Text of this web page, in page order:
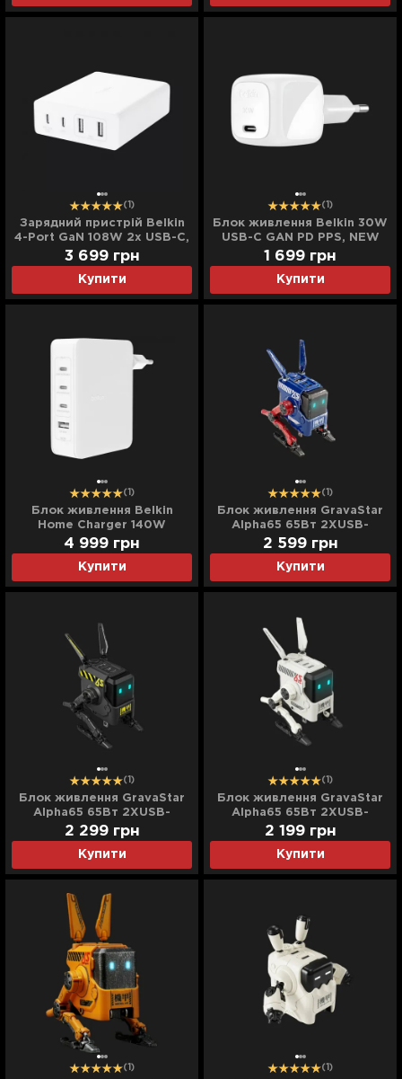
(1)
Зарядний пристрій Belkin
4-Port GaN 108W 2x USB-C,
2x USB-A (White)
Купити
3 699 грн
(1)
Блок живлення Belkin 30W
USB-С GAN PD PPS, NEW
(White)
Купити
1 699 грн
(1)
Блок живлення Belkin
Home Charger 140W
3хUSB-С GAN PD PPS, USB-
A (White)
Купити
4 999 грн
(1)
Блок живлення GravaStar
Alpha65 65Вт 2XUSB-
C/USB-A (Blue)
Купити
2 599 грн
(1)
Блок живлення GravaStar
Alpha65 65Вт 2XUSB-
C/USB-A (Gray)
Купити
2 299 грн
(1)
Блок живлення GravaStar
Alpha65 65Вт 2XUSB-
C/USB-A (White)
Купити
2 199 грн
(1) (1)